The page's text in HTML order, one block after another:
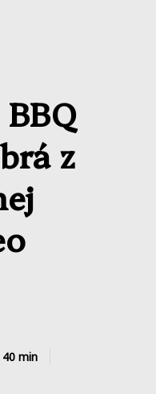
z
40 min